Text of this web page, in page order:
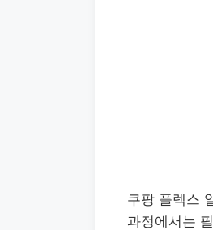
쿠팡 플렉스
과정에서는